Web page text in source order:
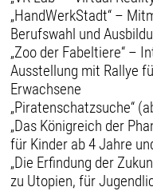
„HandWerkStadt“ –
Berufswahl und
„Zoo der Fabeltiere“ –
Ausstellung mit Rallye
Erwachsene
„Piratenschatzsuche“
„Das Königreich der
für Kinder ab 4 Jahre
„Die Erfindung der
zu Utopien, für